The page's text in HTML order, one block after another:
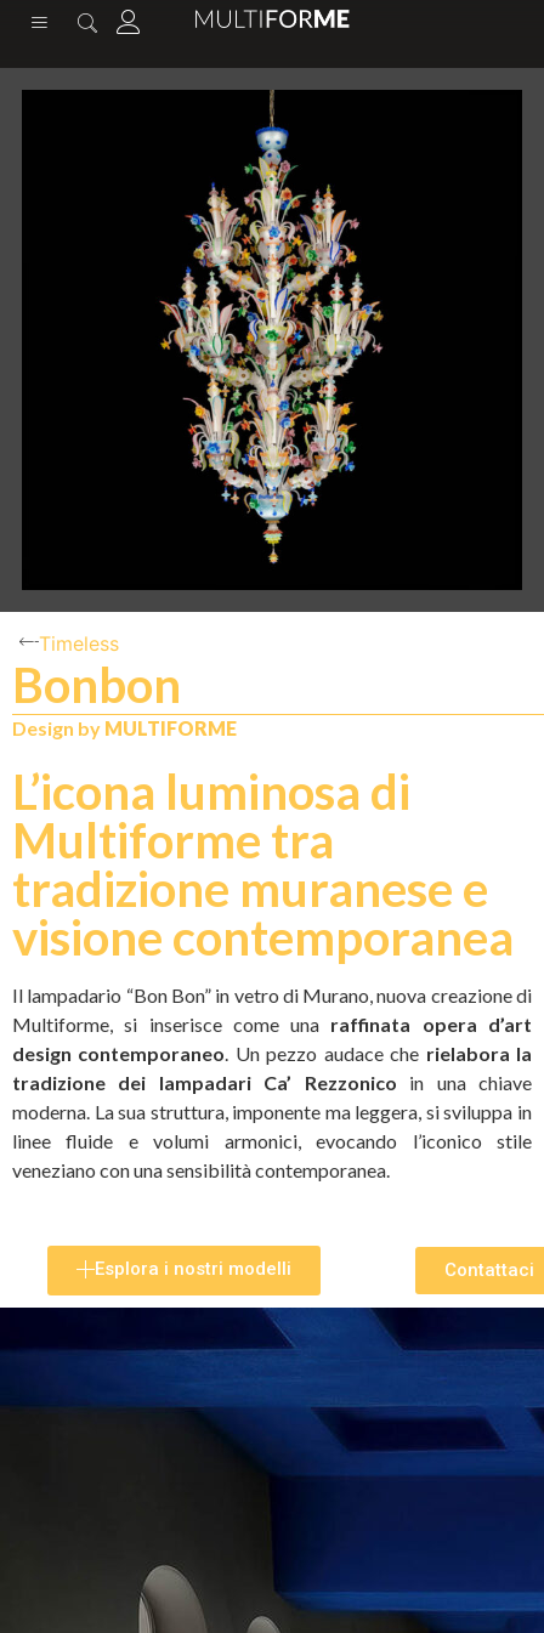
contenuto
IT
Timeless
Bonbon
Design by MULTIFORME
L’icona luminosa di
Multiforme tra
tradizione muranese e
visione contemporanea
Il lampadario “Bon Bon” in vetro di Murano, nuova creazione di
Multiforme, si inserisce come una raffinata opera d’art
design contemporaneo. Un pezzo audace che rielabora la
tradizione dei lampadari Ca’ Rezzonico in una chiave
moderna. La sua struttura, imponente ma leggera, si sviluppa in
linee fluide e volumi armonici, evocando l’iconico stile
veneziano con una sensibilità contemporanea.
Esplora i nostri modelli Contattaci